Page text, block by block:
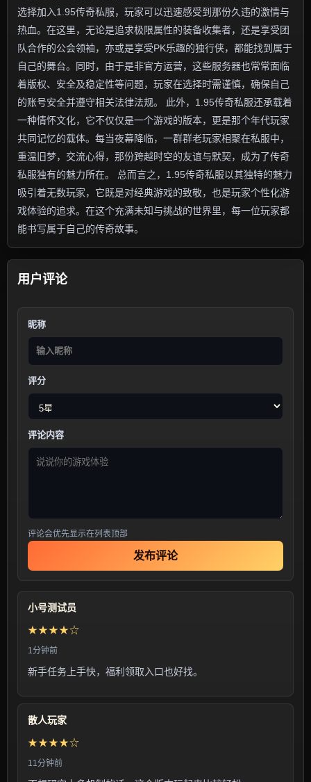
选择加入1.95传奇私服，玩家可以迅速感受到那份久违的激情与
热血。在这里，无论是追求极限属性的装备收集者，还是享受团
队合作的公会领袖，亦或是享受PK乐趣的独行侠，都能找到属于
自己的舞台。同时，由于是非官方运营，这些服务器也常常面临
着版权、安全及稳定性等问题，玩家在选择时需谨慎，确保自己
的账号安全并遵守相关法律法规。 此外，1.95传奇私服还承载着
一种情怀文化，它不仅仅是一个游戏的版本，更是那个年代玩家
共同记忆的载体。每当夜幕降临，一群群老玩家相聚在私服中，
重温旧梦，交流心得，那份跨越时空的友谊与默契，成为了传奇
私服独有的魅力所在。 总而言之，1.95传奇私服以其独特的魅力
吸引着无数玩家，它既是对经典游戏的致敬，也是玩家个性化游
戏体验的追求。在这个充满未知与挑战的世界里，每一位玩家都
能书写属于自己的传奇故事。
用户评论
昵称
评分
评论内容
评论会优先显示在列表顶部
发布评论
小号测试员
★★★★☆
1分钟前
新手任务上手快，福利领取入口也好找。
散人玩家
★★★★☆
11分钟前